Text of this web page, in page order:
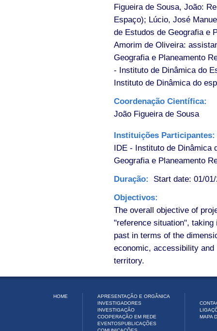
Figueira de Sousa, João:
Espaço); Lúcio, José
de Estudos de Geografia e
Amorim de Oliveira:
Geografia e Planeamento
- Instituto de Dinâmica do
Instituto de Dinâmica do
Coordenação Científica:
João Figueira de Sousa
Instituições Participantes:
IDE - Instituto de Dinâmica
Geografia e Planeamento
Duração:
Start date: 01/
Objectivos:
The overall objective of
"reference situation",
past in terms of the
economic, accessibility
territory.
HOME
APRESENTAÇÃO E ORGÂNICA
INVESTIGADORES
INVESTIGAÇÃO
COOPERAÇÃO EM REDE
EVENTOSPUBLICAÇÕES
MAPA